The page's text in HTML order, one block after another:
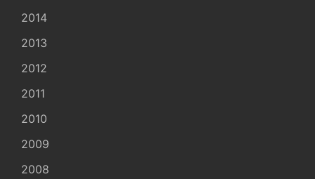
2014
2013
2012
2011
2010
2009
2008